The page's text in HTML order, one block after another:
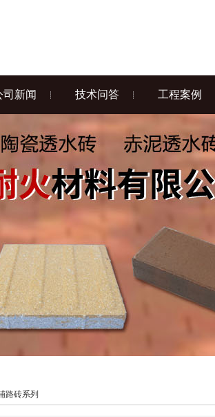
司新闻 技术问答 工程案例
路砖系列